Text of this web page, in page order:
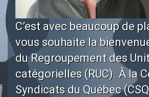
C’est avec beaucoup de
vous souhaite la
du Regroupement des
catégorielles (RUC). À la
Syndicats du Québec